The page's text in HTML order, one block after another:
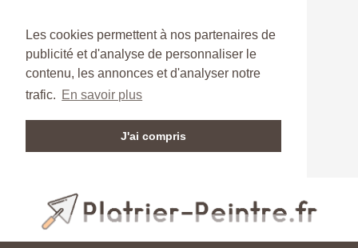
Les cookies permettent à nos partenaires de
publicité et d'analyse de personnaliser le
contenu, les annonces et d'analyser notre
trafic. En savoir plus
J'ai compris